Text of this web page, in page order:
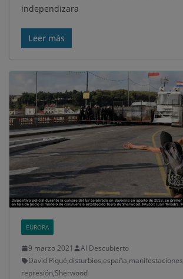
independizara
Leer más
EUROPA
9 marzo 2021
Al Descubierto
David Piqué,disturbios,españa,manifestaciones
represión,Sherwood